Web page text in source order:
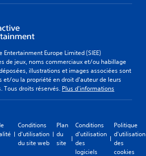
Europe Limited (SIEE)
de jeux, noms commerciaux et/ou habillage
illustrations et images associées sont
et/ou la propriété en droit d'auteur de leurs
Tous droits réservés. Plus d'informations
Conditions
d'utilisation
du site web
Plan
du
site
Conditions
d'utilisation
des
logiciels
Politique
d'utilisation
des
cookies